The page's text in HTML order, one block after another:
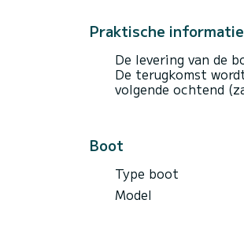
Praktische informatie
De levering van de
De terugkomst
volgende ochtend
Boot
Type boot
Model